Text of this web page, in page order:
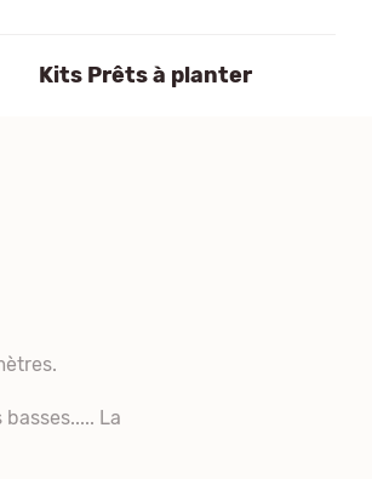
Kits Prêts à planter
La